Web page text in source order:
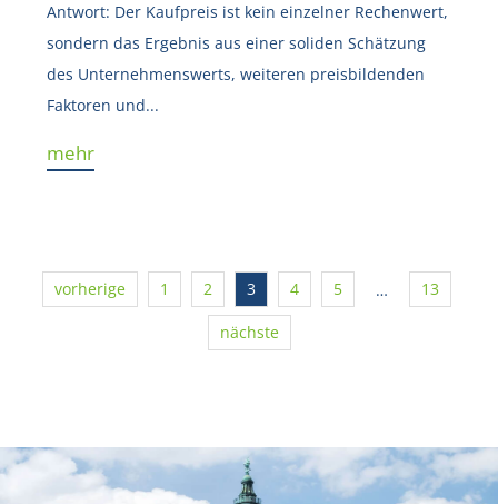
Antwort: Der Kaufpreis ist kein einzelner Rechenwert,
sondern das Ergebnis aus einer soliden Schätzung
des Unternehmenswerts, weiteren preisbildenden
Faktoren und...
mehr
vorherige 1 2 3 4 5 … 13
nächste